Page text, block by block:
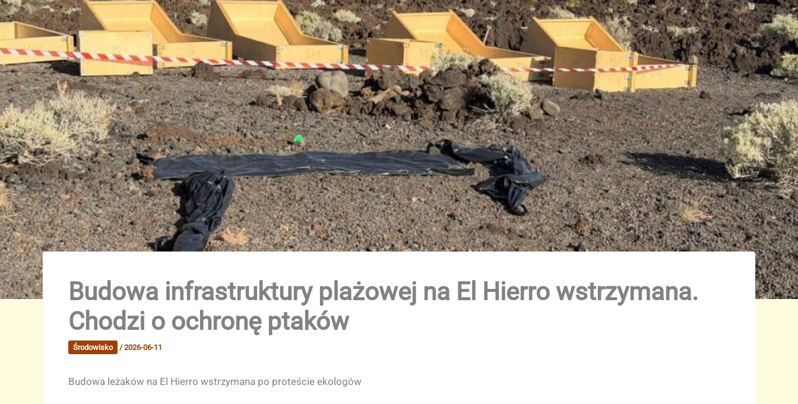
Budowa infrastruktury plażowej na El Hierro wstrzymana.
Chodzi o ochronę ptaków
Środowisko /2026-06-11
Budowa leżaków na El Hierro wstrzymana po proteście ekologów